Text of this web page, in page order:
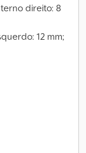
direito: 8
12 mm;